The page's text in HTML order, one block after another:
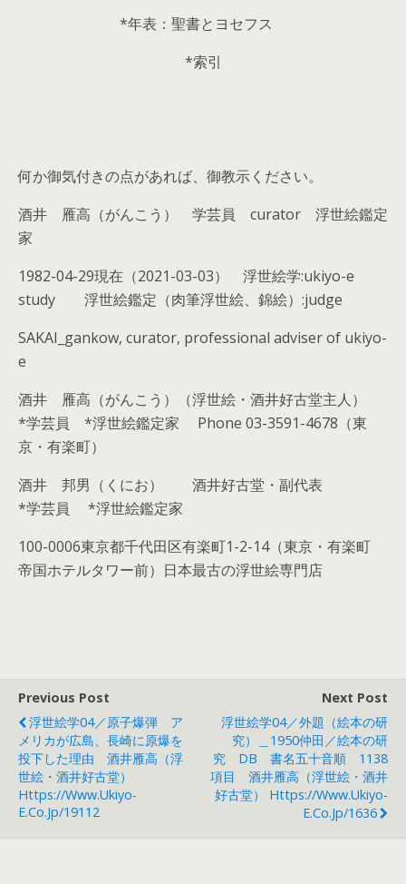
*年表：聖書とヨセフス
*索引
何か御気付きの点があれば、御教示ください。
酒井 雁高（がんこう） 学芸員 curator 浮世絵鑑定
家
1982-04-29現在（2021-03-03） 浮世絵学:ukiyo-e
study 浮世絵鑑定（肉筆浮世絵、錦絵） :judge
SAKAI_gankow, curator, professional adviser of ukiyo-
e
酒井 雁高（がんこう）（浮世絵・酒井好古堂主人）
*学芸員 *浮世絵鑑定家 Phone 03-3591-4678 （東
京・有楽町）
酒井 邦男（くにお） 酒井好古堂・副代表
*学芸員 *浮世絵鑑定家
100-0006東京都千代田区有楽町1-2-14（東京・有楽町
帝国ホテルタワー前）日本最古の浮世絵専門店
Previous Post
浮世絵学04／原子爆弾 ア
メリカが広島、長崎に原爆を
投下した理由 酒井雁高（浮
世絵・酒井好古堂）
Https://www.ukiyo-
E.co.jp/19112
Next Post
浮世絵学04／外題（絵本の研
究）＿1950仲田／絵本の研
究 DB 書名五十音順 1138
項目 酒井雁高（浮世絵・酒井
好古堂） Https://www.ukiyo-
E.co.jp/1636